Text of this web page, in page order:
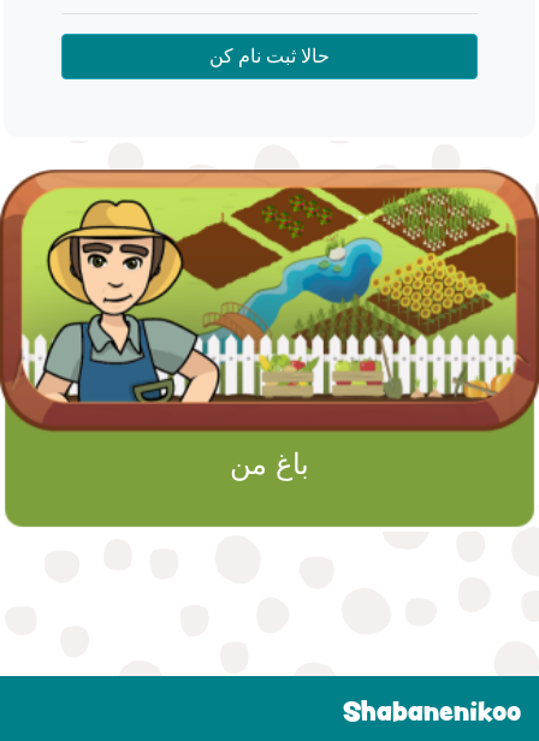
حالا ثبت نام کن
باغ من
Shabanenikoo